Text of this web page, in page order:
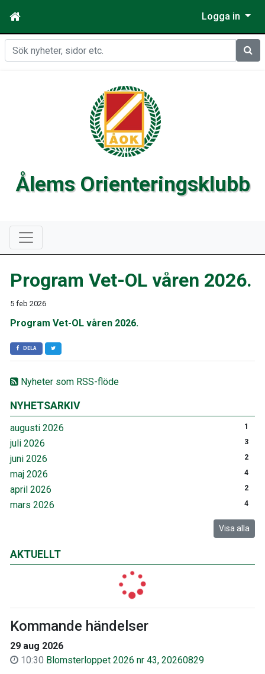
Logga in
Sök
Ålems Orienteringsklubb
Nyheter som RSS-flöde
NYHETSARKIV
augusti 2026 1
juli 2026 3
juni 2026 2
maj 2026 4
april 2026 2
mars 2026 4
Visa alla
AKTUELLT
Kommande händelser
29 aug 2026
10:30 Blomsterloppet 2026 nr 43, 20260829
Program Vet-OL våren 2026.
5 feb 2026
Program Vet-OL våren 2026.
DELA